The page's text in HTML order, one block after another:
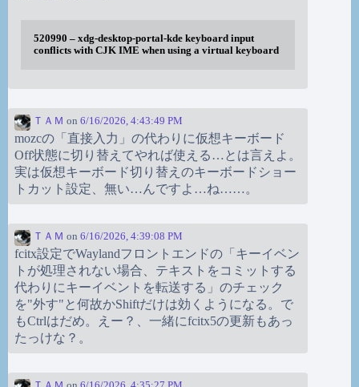
520990 – xdg-desktop-portal-kde keyboard input
conflicts with CJK IME when using a virtual keyboard
ＴＡＭ on 6/16/2026, 4:43:49 PM
mozcの「直接入力」の代わりに仮想キーボード
Off状態に切り替えてやれば使える…とは言えよ。
実は仮想キーボード切り替えのキーボードショー
トカット設定、無い…んですよ…ね……。
ＴＡＭ on 6/16/2026, 4:39:08 PM
fcitx設定でWaylandフロントエンドの「キーイベン
トが処理されない場合、テキストをコミットする
代わりにキーイベントを転送する」のチェック
を"外す"と何故かShiftだけは効くようになる。で
もCtrlはだめ。えー？、一緒にfcitx5の更新もあっ
たっけな？。